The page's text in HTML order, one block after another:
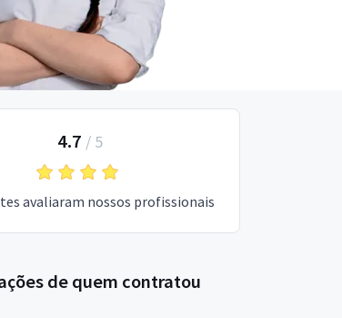
4.7 / 5
avaliaram nossos profissionais
de quem contratou